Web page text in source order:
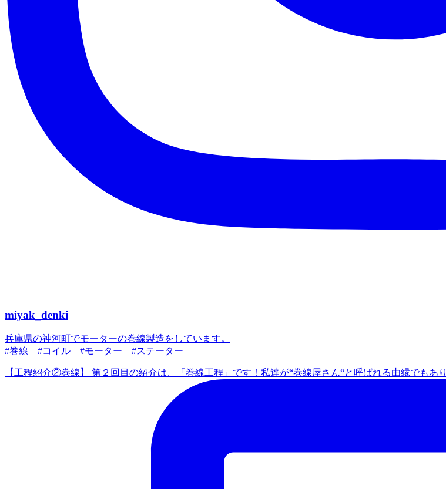
miyak_denki
兵庫県の神河町でモーターの巻線製造をしています。
#巻線 #コイル #モーター #ステーター
【工程紹介②巻線】 第２回目の紹介は、「巻線工程」です！私達が“巻線屋さん“と呼ばれる由縁でもあり